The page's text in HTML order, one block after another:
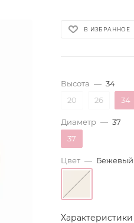
В ИЗБРАННОЕ
Высота — 34
20
26 34
Диаметр — 37
37
Цвет — Бежевый
Характеристики